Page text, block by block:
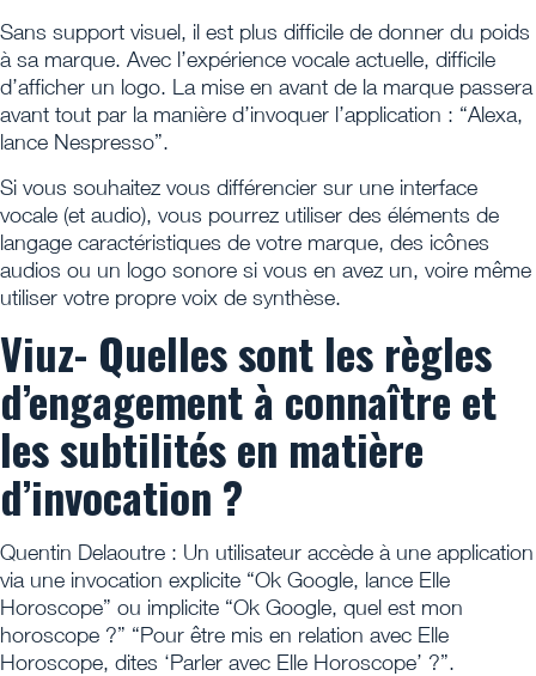
Sans support visuel, il est plus difficile de donner du poids
à sa marque. Avec l’expérience vocale actuelle, difficile
d’afficher un logo. La mise en avant de la marque passera
avant tout par la manière d’invoquer l’application : “Alexa,
lance Nespresso”.
Si vous souhaitez vous différencier sur une interface
vocale (et audio), vous pourrez utiliser des éléments de
langage caractéristiques de votre marque, des icônes
audios ou un logo sonore si vous en avez un, voire même
utiliser votre propre voix de synthèse.
Viuz- Quelles sont les règles
d’engagement à connaître et
les subtilités en matière
d’invocation ?
Quentin Delaoutre : Un utilisateur accède à une application
via une invocation explicite “Ok Google, lance Elle
Horoscope” ou implicite “Ok Google, quel est mon
horoscope ?” “Pour être mis en relation avec Elle
Horoscope, dites ‘Parler avec Elle Horoscope’ ?”.